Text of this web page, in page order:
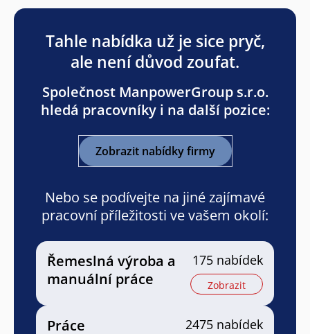
Tahle nabídka už je sice pryč,
ale není důvod zoufat.
Společnost ManpowerGroup s.r.o.
hledá pracovníky i na další pozice:
Zobrazit nabídky firmy
Nebo se podívejte na jiné zajímavé
pracovní příležitosti ve vašem okolí:
Řemeslná výroba a
manuální práce
175 nabídek
Zobrazit
Práce 2475 nabídek